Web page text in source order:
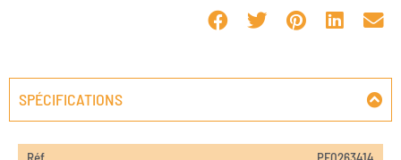
SPÉCIFICATIONS